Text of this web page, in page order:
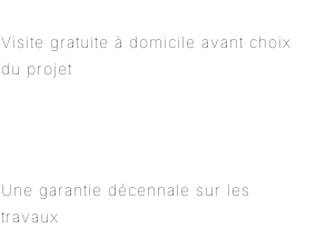
Visite gratuite à domicile avant choix
du projet
Une garantie décennale sur les
travaux